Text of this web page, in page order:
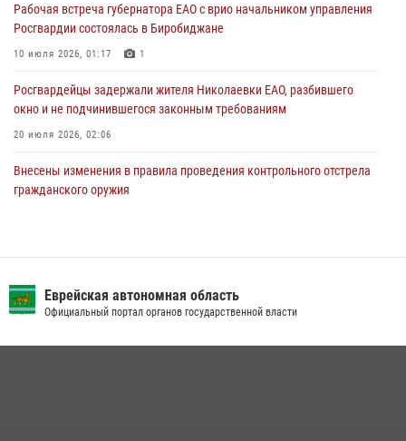
Рабочая встреча губернатора ЕАО с врио начальником управления
Росгвардии состоялась в Биробиджане
10 июля 2026, 01:17 1
Росгвардейцы задержали жителя Николаевки ЕАО, разбившего
окно и не подчинившегося законным требованиям
20 июля 2026, 02:06
Внесены изменения в правила проведения контрольного отстрела
гражданского оружия
23 июля 2026, 00:16 2
Еврейская автономная область
Официальный портал органов государственной власти